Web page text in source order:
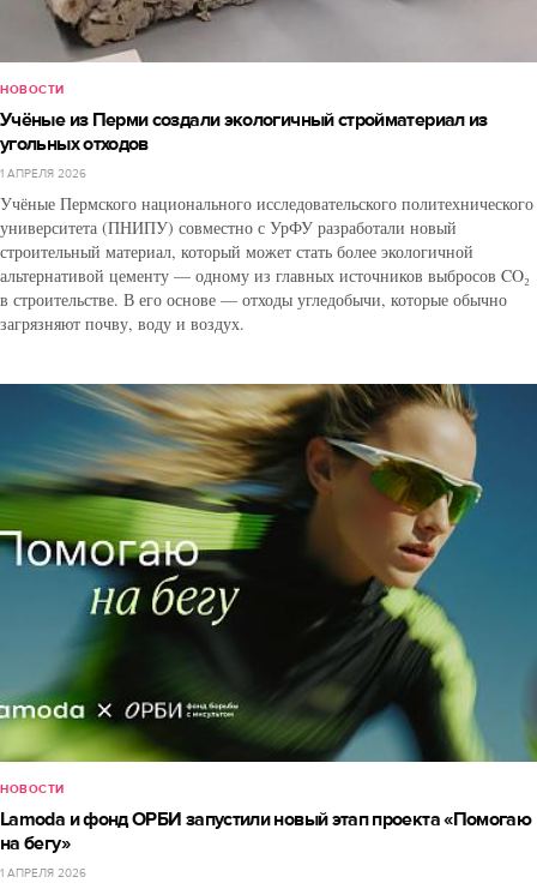
НОВОСТИ
Учёные из Перми создали экологичный стройматериал из
угольных отходов
1 АПРЕЛЯ 2026
Учёные Пермского национального исследовательского политехнического
университета (ПНИПУ) совместно с УрФУ разработали новый
строительный материал, который может стать более экологичной
альтернативой цементу — одному из главных источников выбросов CO₂
в строительстве. В его основе — отходы угледобычи, которые обычно
загрязняют почву, воду и воздух.
НОВОСТИ
Lamoda и фонд ОРБИ запустили новый этап проекта «Помогаю
на бегу»
1 АПРЕЛЯ 2026